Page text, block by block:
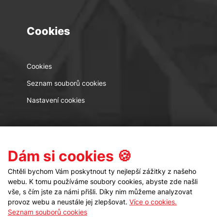
Cookies
Cookies
Seznam souborů cookies
Nastavení cookies
Kontakt Sledujte nás
Dám si cookies 🍪
Chtěli bychom Vám poskytnout ty nejlepší zážitky z našeho
webu. K tomu používáme soubory cookies, abyste zde našli
vše, s čím jste za námi přišli. Díky nim můžeme analyzovat
provoz webu a neustále jej zlepšovat. Více o cookies.
Seznam souborů cookies